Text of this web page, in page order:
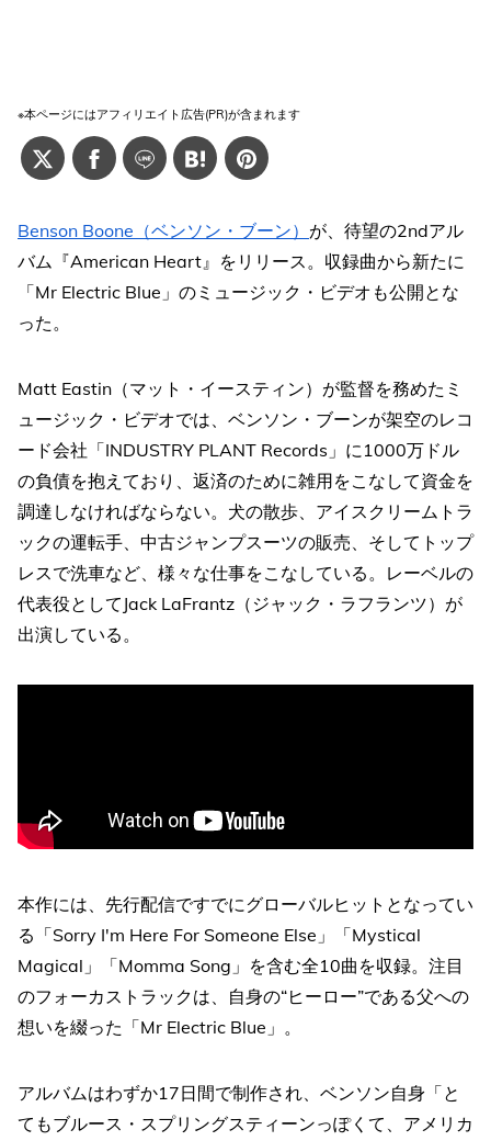
※本ページにはアフィリエイト広告(PR)が含まれます
Benson Boone（ベンソン・ブーン） が、待望の2ndアル
バム『American Heart』をリリース。収録曲から新たに
「Mr Electric Blue」のミュージック・ビデオも公開とな
った。
Matt Eastin（マット・イースティン）が監督を務めたミ
ュージック・ビデオでは、ベンソン・ブーンが架空のレコ
ード会社「INDUSTRY PLANT Records」に1000万ドル
の負債を抱えており、返済のために雑用をこなして資金を
調達しなければならない。犬の散歩、アイスクリームトラ
ックの運転手、中古ジャンプスーツの販売、そしてトップ
レスで洗車など、様々な仕事をこなしている。レーベルの
代表役としてJack LaFrantz（ジャック・ラフランツ）が
出演している。
本作には、先行配信ですでにグローバルヒットとなってい
る「Sorry I'm Here For Someone Else」「Mystical
Magical」「Momma Song」を含む全10曲を収録。注目
のフォーカストラックは、自身の“ヒーロー”である父への
想いを綴った「Mr Electric Blue」。
アルバムはわずか17日間で制作され、ベンソン自身「と
てもブルース・スプリングスティーンっぽくて、アメリカ